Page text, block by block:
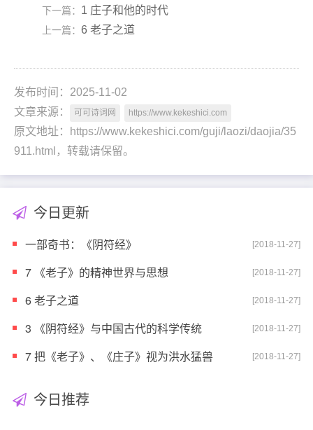
下一篇： 1 庄子和他的时代
上一篇： 6 老子之道
发布时间：2025-11-02
文章来源：
可可诗词网 https://www.kekeshici.com
原文地址：https://www.kekeshici.com/guji/laozi/daojia/35
911.html，转载请保留。
今日更新
一部奇书：《阴符经》 [2018-11-27]
7 《老子》的精神世界与思想 [2018-11-27]
6 老子之道 [2018-11-27]
3 《阴符经》与中国古代的科学传统 [2018-11-27]
7 把《老子》、《庄子》视为洪水猛兽 [2018-11-27]
今日推荐